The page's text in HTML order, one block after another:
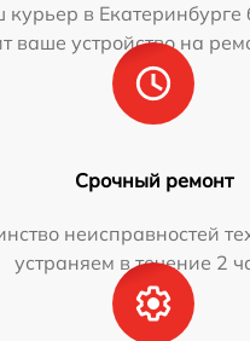
в Екатеринбурге
ваше устройство на
Срочный ремонт
неисправностей
устраняем в течение 2